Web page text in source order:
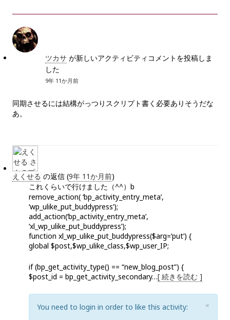
ツカサ が新しいアクティビティコメントを投稿しま
した
9年 11か月前
同期させるには結構がっつりスクリプト書く必要ありそうだな
あ。
えくせる の返信 (9年 11か月前)
これくらいで行けました（^^）b
remove_action( ‘bp_activity_entry_meta’,
‘wp_ulike_put_buddypress’);
add_action(‘bp_activity_entry_meta’,
‘xl_wp_ulike_put_buddypress’);
function xl_wp_ulike_put_buddypress($arg=’put’) {
global $post,$wp_ulike_class,$wp_user_IP;
if (bp_get_activity_type() == “new_blog_post”) {
$post_id = bp_get_activity_secondary…[ 続きを読む ]
×
You need to login in order to like this activity: